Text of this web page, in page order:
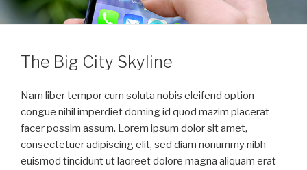
The Big City Skyline
Nam liber tempor cum soluta nobis eleifend option
congue nihil imperdiet doming id quod mazim placerat
facer possim assum. Lorem ipsum dolor sit amet,
consectetuer adipiscing elit, sed diam nonummy nibh
euismod tincidunt ut laoreet dolore magna aliquam erat